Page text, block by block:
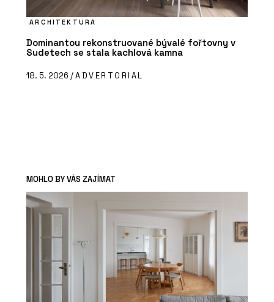
ARCHITEKTURA
Dominantou rekonstruované bývalé fořtovny v
Sudetech se stala kachlová kamna
18. 5. 2026 /ADVERTORIAL
MOHLO BY VÁS ZAJÍMAT